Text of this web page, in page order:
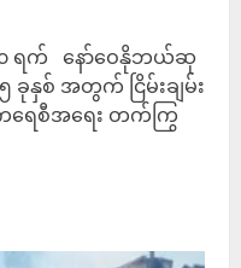
ရက် နော်ဝေနိုဘယ်ဆု
ခုနှစ် အတွက် ငြိမ်းချမ်း
ရေစီအရေး တက်ကြွ